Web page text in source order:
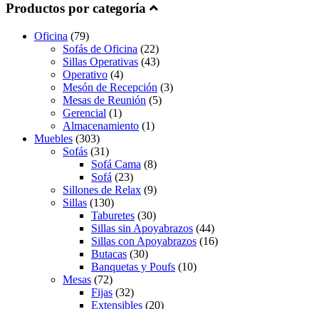
Productos por categoría
Oficina (79)
Sofás de Oficina (22)
Sillas Operativas (43)
Operativo (4)
Mesón de Recepción (3)
Mesas de Reunión (5)
Gerencial (1)
Almacenamiento (1)
Muebles (303)
Sofás (31)
Sofá Cama (8)
Sofá (23)
Sillones de Relax (9)
Sillas (130)
Taburetes (30)
Sillas sin Apoyabrazos (44)
Sillas con Apoyabrazos (16)
Butacas (30)
Banquetas y Poufs (10)
Mesas (72)
Fijas (32)
Extensibles (20)